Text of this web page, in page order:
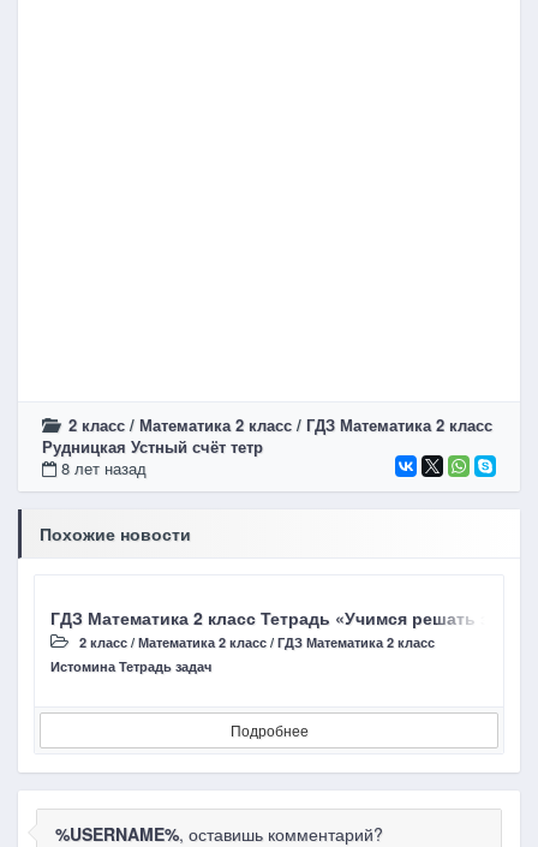
2 класс / Математика 2 класс / ГДЗ Математика 2 класс
Рудницкая Устный счёт тетр
8 лет назад
Похожие новости
ГДЗ Математика 2 класс Тетрадь «Учимся решать
2 класс / Математика 2 класс / ГДЗ Математика 2 класс
Истомина Тетрадь задач
Подробнее
%USERNAME%, оставишь комментарий?